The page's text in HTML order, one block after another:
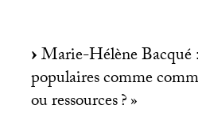
Marie-Hélène Bacqué
populaires comme
ou ressources?»